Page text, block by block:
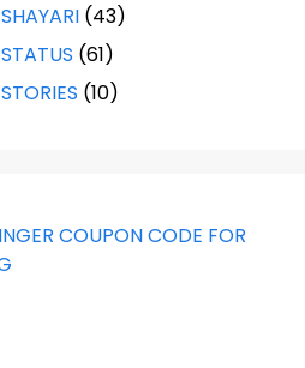
SHAYARI (43)
STATUS (61)
STORIES (10)